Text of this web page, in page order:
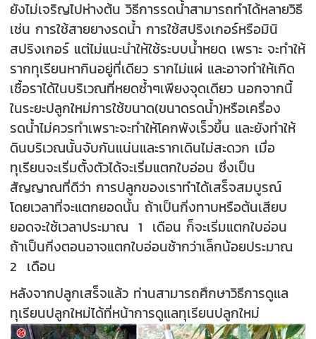
ยังไม่เจริญไปห่างต้น วิธีการรดน้ำสามารถทำได้หลายวิธี
เช่น การใช้สายยางรดน้ำ การใช้สปริงเกอร์หรือมินิ
สปริงเกอร์ แต่ไม่แนะนำให้ใช้ระบบน้ำหยด เพราะ จะทำให้
รากทุเรียนหากินอยู่ที่เดียว รากไม่แผ่ และอาจทำให้เกิด
เชื้อราได้ในบริเวณที่หยดซ้ำๆเพียงจุดเดียว นอกจากนี้
ในระยะปลูกใหม่การใช้ขนาด(ขนาดรดน้ำ)หรือเครื่อง
รดน้ำไม่ควรทำเพราะจะทำให้โคกพังเร็วขึ้น และยังทำให้
ดินบริเวณนั้นจับกันแน่นและรากเดินไม่สะดวก เมื่อ
ทุเรียนจะเริ่มตั้งตัวได้จะเริ่มแตกใบอ่อน ซึ่งเป็น
สัญญาณที่ดีว่า การปลูกของเราทำได้เสร็จสมบูรณ์
โดยเวลาที่จะแตกยอดนั้น ถ้าเป็นกิ่งทาบหรือต้นเสียบ
ยอดจะใช้เวลาประมาณ 1 เดือน ก็จะเริ่มแตกใบอ่อน
ถ้าเป็นกิ่งตอนอาจแตกใบอ่อนช้ากว่าเล็กน้อยประมาณ
2 เดือน
หลังจากปลูกเสร็จแล้ว ท่านสามารถศึกษาวิธีการดูแล
ทุเรียนปลูกใหม่ได้ที่หน้าการดูแลทุเรียนปลูกใหม่